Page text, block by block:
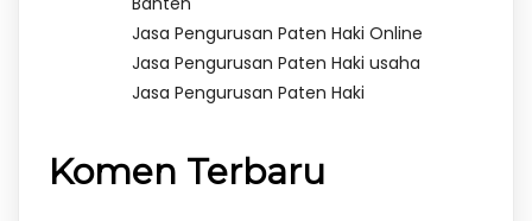
Jasa Pengurusan Paten Haki Online
Jasa Pengurusan Paten Haki usaha
Jasa Pengurusan Paten Haki
Komen Terbaru